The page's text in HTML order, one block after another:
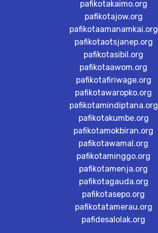
pafikotakaimo.org
pafikotajow.org
pafikotaamanamkai.org
pafikotaotsjanep.org
pafikotasibil.org
pafikotaawom.org
pafikotafiriwage.org
pafikotawaropko.org
pafikotamindiptana.org
pafikotakumbe.org
pafikotamokbiran.org
pafikotawamal.org
pafikotaminggo.org
pafikotamenja.org
pafikotagauda.org
pafikotasepo.org
pafikotatamerau.org
pafidesalolak.org